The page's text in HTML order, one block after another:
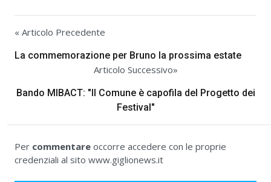
« Articolo Precedente
La commemorazione per Bruno la prossima estate
Articolo Successivo»
Bando MIBACT: "Il Comune è capofila del Progetto dei
Festival"
Per commentare occorre accedere con le proprie
credenziali al sito www.giglionews.it